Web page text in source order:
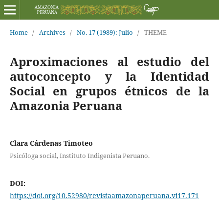
Home / Archives / No. 17 (1989): Julio / THEME
Aproximaciones al estudio del
autoconcepto y la Identidad
Social en grupos étnicos de la
Amazonia Peruana
Clara Cárdenas Timoteo
Psicóloga social, Instituto Indigenista Peruano.
DOI:
https://doi.org/10.52980/revistaamazonaperuana.vi17.171